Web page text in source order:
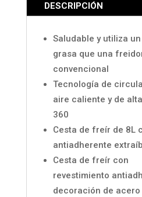
DESCRIPCIÓN
Saludable y utiliza
grasa que una
convencional
Tecnología de
aire caliente y de
360
Cesta de freír de 8L
antiadherente
Cesta de freír con
revestimiento
decoración de acero